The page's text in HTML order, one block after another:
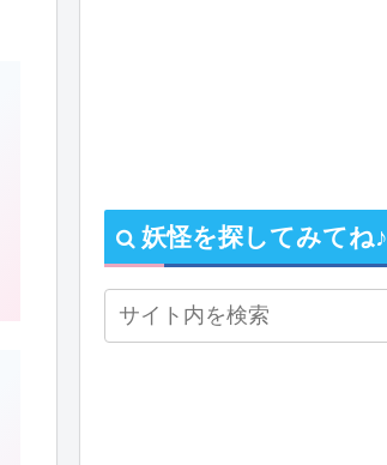
妖怪を探してみてね♪